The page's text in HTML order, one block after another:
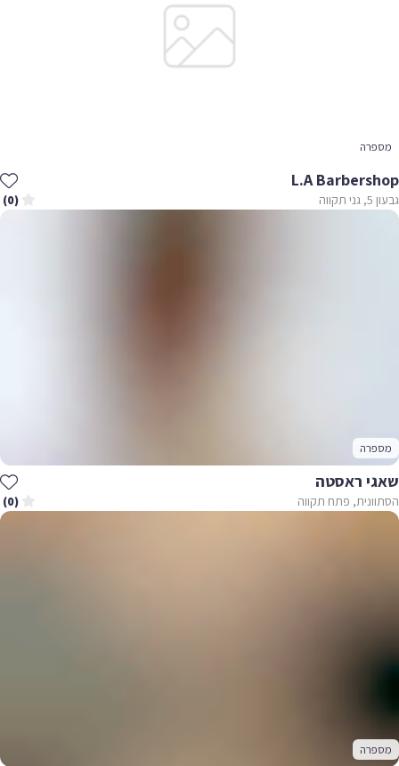
מספרה
L.A Barbershop
גבעון 5, גני תקווה (0)
מספרה
שאגי ראסטה
הסתוונית, פתח תקווה (0)
מספרה